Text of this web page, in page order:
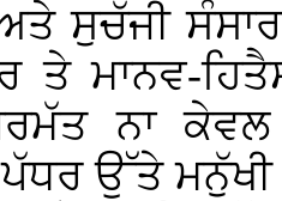
ਸੁਚੱਜੀ
ਤੇ ਮਾਨਵ-
ਨਾ
ਉੱਤੇ